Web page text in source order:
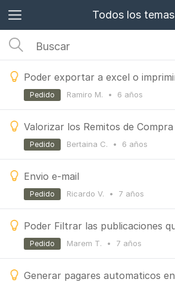
Todos los temas
Ramiro M. • 6 años
Pedido
Valorizar los Remitos de Compra
Bertaina C. • 6 años
Pedido
Envio e-mail
Ricardo V. • 7 años
Pedido
Marem T. • 7 años
Pedido